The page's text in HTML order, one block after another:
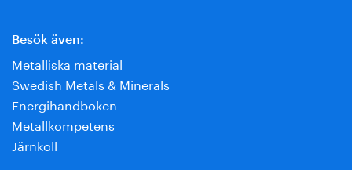
Besök även:
Metalliska material
Swedish Metals & Minerals
Energihandboken
Metallkompetens
Järnkoll